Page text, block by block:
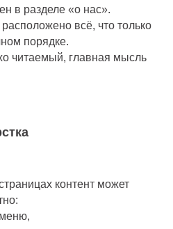
в разделе «о нас».
всё, что только
порядке.
читаемый, главная мысль
контент может